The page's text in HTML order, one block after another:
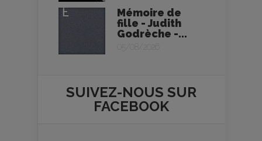
Mémoire de
fille - Judith
Godrèche -...
05/08/2026
SUIVEZ-NOUS SUR
FACEBOOK